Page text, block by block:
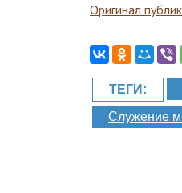
Оригинал
ТЕГИ:
Служение